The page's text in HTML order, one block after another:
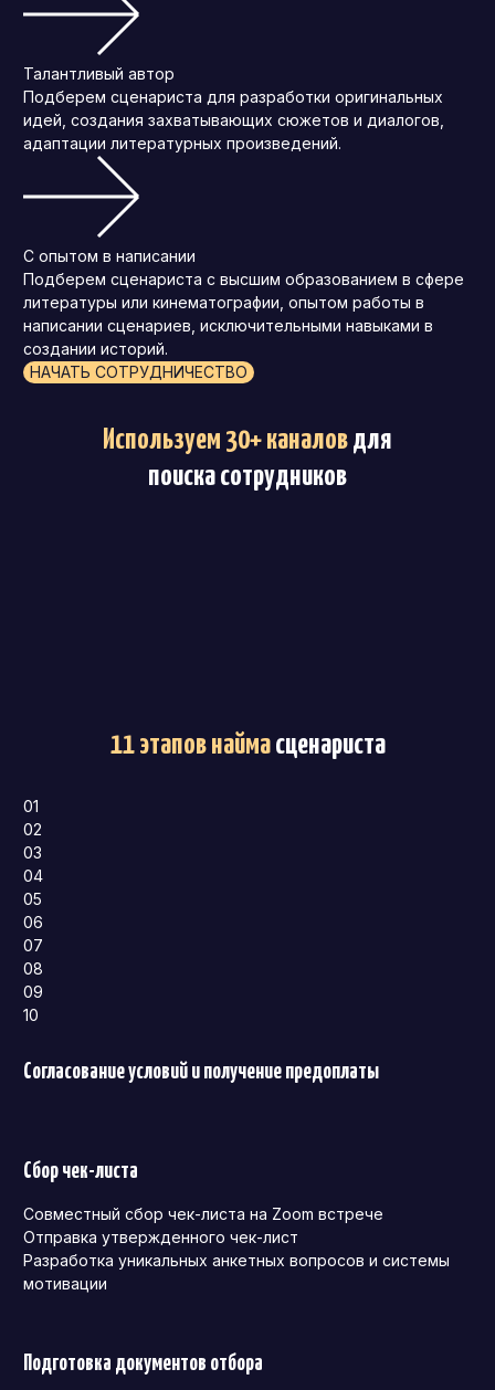
Талантливый автор
Подберем сценариста для разработки оригинальных
идей, создания захватывающих сюжетов и диалогов,
адаптации литературных произведений.
С опытом в написании
Подберем сценариста с высшим образованием в сфере
литературы или кинематографии, опытом работы в
написании сценариев, исключительными навыками в
создании историй.
НАЧАТЬ СОТРУДНИЧЕСТВО
Используем 30+ каналовдля
поиска сотрудников
11 этапов наймасценариста
01
02
03
04
05
06
07
08
09
10
Согласование условий и получение предоплаты
Сбор чек-листа
Совместный сбор чек-листа на Zoom встрече
Отправка утвержденного чек-лист
Разработка уникальных анкетных вопросов и системы
мотивации
Подготовка документов отбора